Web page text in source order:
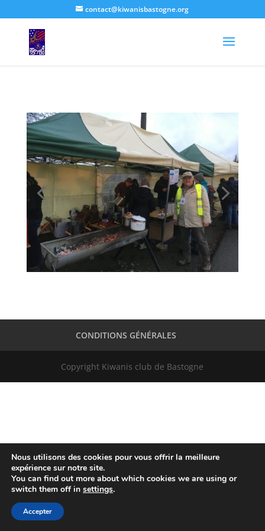
contact@kiwanisbastogne.org
CONDITIONS GÉNÉRALES
Copyright Kiwanis club de Bastogne
Nous utilisons des cookies pour vous offrir la meilleure
expérience sur notre site.
You can find out more about which cookies we are using or
switch them off in settings.
Accepter